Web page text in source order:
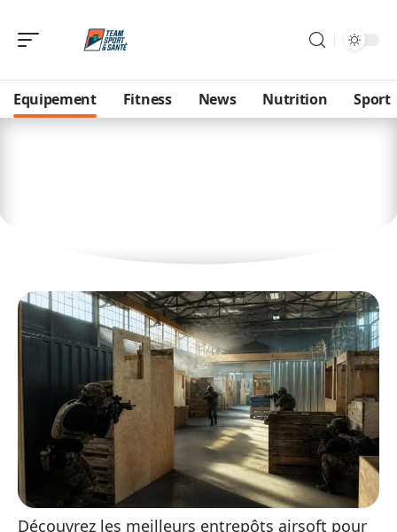
Equipement Fitness News Nutrition Sport
Découvrez les meilleurs entrepôts airsoft pour